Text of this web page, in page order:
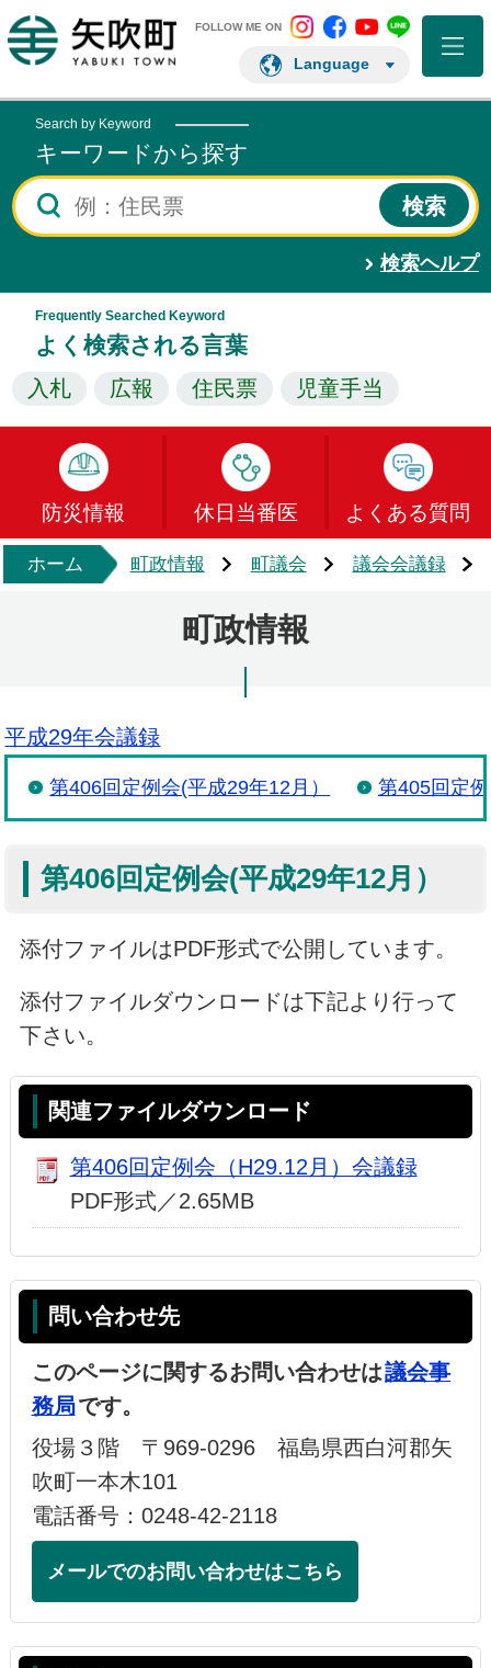
矢吹町ホームページ
FOLLOW ME ON 矢吹町 Instagram
矢吹町矢吹町矢吹町
Language
Search by Keyword
キーワードから探す
検索ヘルプ
Frequently Searched Keyword
よく検索される言葉
入札 広報 住民票 児童手当
防災情報 休日当番医 よくある質問
ホーム 町政情報 町議会 議会会議録
町政情報
平成29年会議録
第406回定例会(平成29年12月） 第405回定
第406回定例会(平成29年12月）
添付ファイルはPDF形式で公開しています。
添付ファイルダウンロードは下記より行って
下さい。
関連ファイルダウンロード
第406回定例会（H29.12月）会議録
PDF形式／2.65MB
問い合わせ先
このページに関するお問い合わせは議会事
務局です。
役場３階 〒969-0296 福島県西白河郡矢
吹町一本木101
電話番号：0248-42-2118
メールでのお問い合わせはこちら